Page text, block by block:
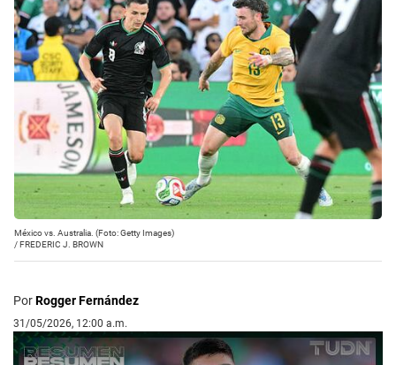
México vs. Australia. (Foto: Getty Images)
/FREDERIC J. BROWN
PorRogger Fernández
31/05/2026, 12:00 a.m.